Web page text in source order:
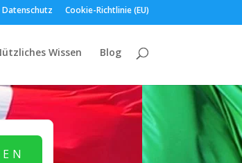
Datenschutz Cookie-Richtlinie (EU)
Wissen Blog